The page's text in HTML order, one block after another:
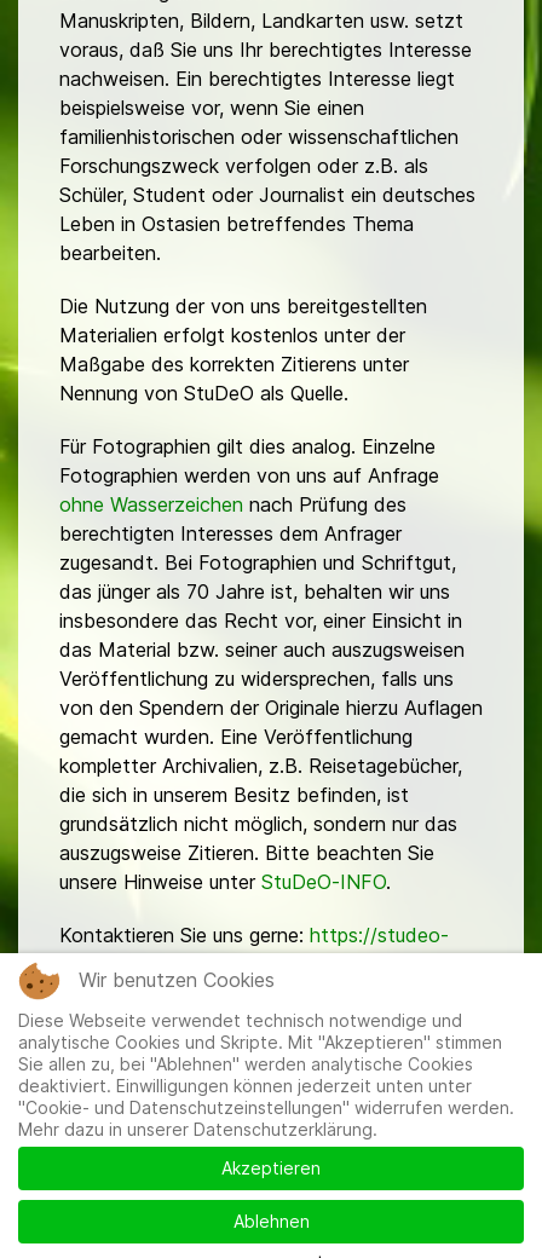
Manuskripten, Bildern, Landkarten usw. setzt
voraus, daß Sie uns Ihr berechtigtes Interesse
nachweisen. Ein berechtigtes Interesse liegt
beispielsweise vor, wenn Sie einen
familienhistorischen oder wissenschaftlichen
Forschungszweck verfolgen oder z.B. als
Schüler, Student oder Journalist ein deutsches
Leben in Ostasien betreffendes Thema
bearbeiten.
Die Nutzung der von uns bereitgestellten
Materialien erfolgt kostenlos unter der
Maßgabe des korrekten Zitierens unter
Nennung von StuDeO als Quelle.
Für Fotographien gilt dies analog. Einzelne
Fotographien werden von uns auf Anfrage
ohne Wasserzeichen nach Prüfung des
berechtigten Interesses dem Anfrager
zugesandt. Bei Fotographien und Schriftgut,
das jünger als 70 Jahre ist, behalten wir uns
insbesondere das Recht vor, einer Einsicht in
das Material bzw. seiner auch auszugsweisen
Veröffentlichung zu widersprechen, falls uns
von den Spendern der Originale hierzu Auflagen
gemacht wurden. Eine Veröffentlichung
kompletter Archivalien, z.B. Reisetagebücher,
die sich in unserem Besitz befinden, ist
grundsätzlich nicht möglich, sondern nur das
auszugsweise Zitieren. Bitte beachten Sie
unsere Hinweise unter StuDeO-INFO.
Kontaktieren Sie uns gerne: https://studeo-
Mitglieder|Impressum|Datenschutzerklärung|Cookie-
und Datenschutzeinstellungen
Wir benutzen Cookies
Diese Webseite verwendet technisch notwendige und
analytische Cookies und Skripte. Mit "Akzeptieren" stimmen
Sie allen zu, bei "Ablehnen" werden analytische Cookies
deaktiviert. Einwilligungen können jederzeit unten unter
"Cookie- und Datenschutzeinstellungen" widerrufen werden.
Mehr dazu in unserer Datenschutzerklärung.
Akzeptieren
Ablehnen